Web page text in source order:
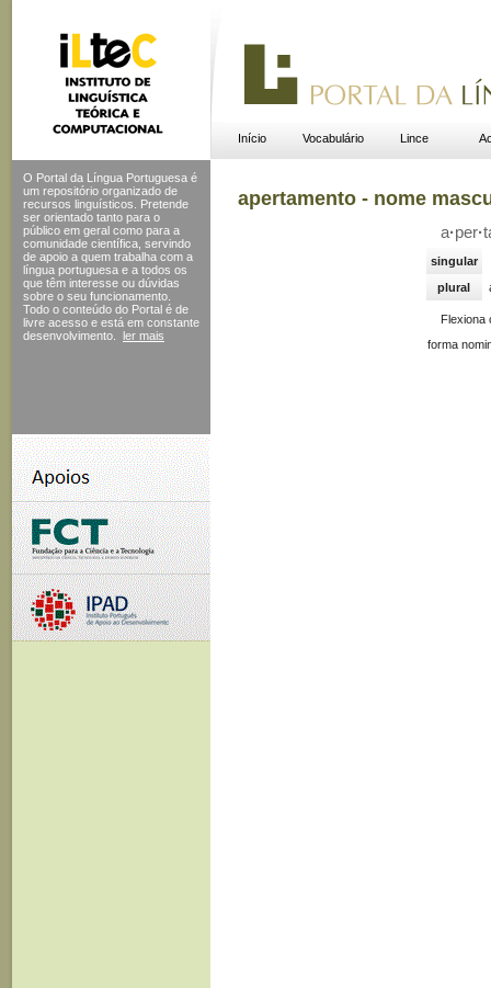
Início Vocabulário Lince
O Portal da Língua Portuguesa é
um repositório organizado de
recursos linguísticos. Pretende
ser orientado tanto para o
público em geral como para a
comunidade científica, servindo
de apoio a quem trabalha com a
língua portuguesa e a todos os
que têm interesse ou dúvidas
sobre o seu funcionamento.
Todo o conteúdo do Portal é de
livre acesso e está em constante
desenvolvimento.
ler mais
apertamento - nome
a·per·
singular
plural
Flexiona
forma